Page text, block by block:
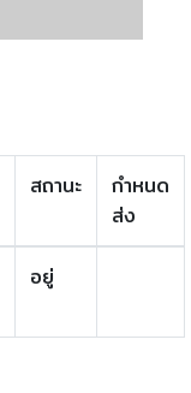
สถานะ
กำหนด
ส่ง
อยู่